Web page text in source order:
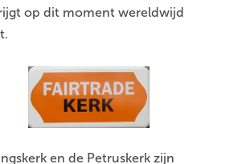
op dit moment wereldwijd
en de Petruskerk zijn